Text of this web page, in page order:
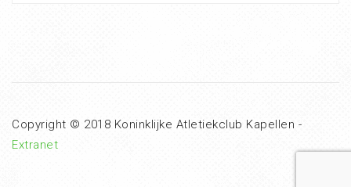
Copyright © 2018 Koninklijke Atletiekclub Kapellen -
Extranet